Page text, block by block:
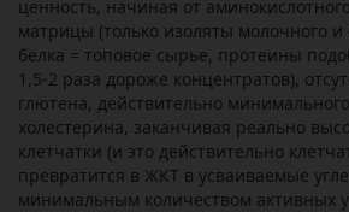
ценность, начиная от
матрицы (только изоляты молочного и
белка = топовое сырье, протеины
1,5-2 раза дороже концентратов),
глютена, действительно
холестерина, заканчивая реально
клетчатки (и это действительно
превратится в ЖКТ в усваиваемые
минимальным количеством активных